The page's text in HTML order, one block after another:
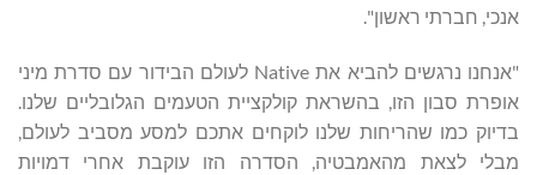
אנכי, חברתי ראשון".
"אנחנו נרגשים להביא את Native לעולם הבידור עם סדרת מיני
אופרת סבון הזו, בהשראת קולקציית הטעמים הגלובליים שלנו.
בדיוק כמו שהריחות שלנו לוקחים אתכם למסע מסביב לעולם,
מבלי לצאת מהאמבטיה, הסדרה הזו עוקבת אחרי דמויות